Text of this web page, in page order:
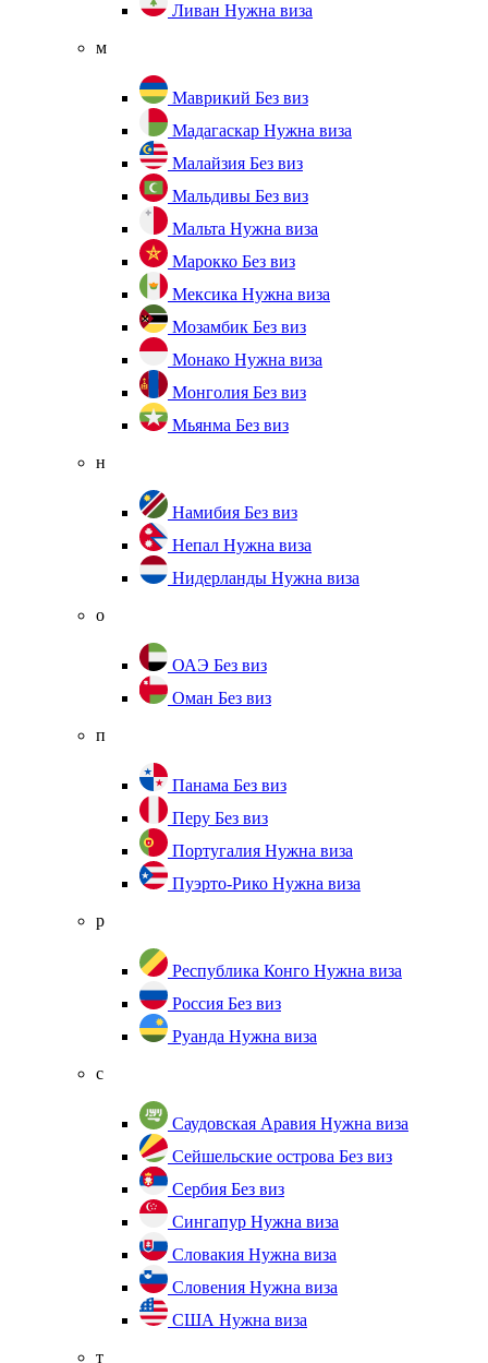
Ливан Нужна виза
м
Маврикий Без виз
Мадагаскар Нужна виза
Малайзия Без виз
Мальдивы Без виз
Мальта Нужна виза
Марокко Без виз
Мексика Нужна виза
Мозамбик Без виз
Монако Нужна виза
Монголия Без виз
Мьянма Без виз
н
Намибия Без виз
Непал Нужна виза
Нидерланды Нужна виза
о
ОАЭ Без виз
Оман Без виз
п
Панама Без виз
Перу Без виз
Португалия Нужна виза
Пуэрто-Рико Нужна виза
р
Республика Конго Нужна виза
Россия Без виз
Руанда Нужна виза
с
Саудовская Аравия Нужна виза
Сейшельские острова Без виз
Сербия Без виз
Сингапур Нужна виза
Словакия Нужна виза
Словения Нужна виза
США Нужна виза
т